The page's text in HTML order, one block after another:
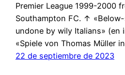
Premier League 1999-2000
Southampton FC. ↑
undone by wily Italians» (en
«Spiele von Thomas Müller
22 de septiembre de 2023